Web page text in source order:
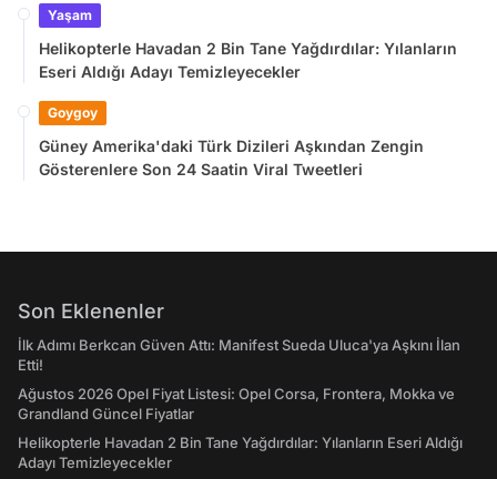
Yaşam
Helikopterle Havadan 2 Bin Tane Yağdırdılar: Yılanların
Eseri Aldığı Adayı Temizleyecekler
Goygoy
Güney Amerika'daki Türk Dizileri Aşkından Zengin
Gösterenlere Son 24 Saatin Viral Tweetleri
Son Eklenenler
İlk Adımı Berkcan Güven Attı: Manifest Sueda Uluca'ya Aşkını İlan
Etti!
Ağustos 2026 Opel Fiyat Listesi: Opel Corsa, Frontera, Mokka ve
Grandland Güncel Fiyatlar
Helikopterle Havadan 2 Bin Tane Yağdırdılar: Yılanların Eseri Aldığı
Adayı Temizleyecekler